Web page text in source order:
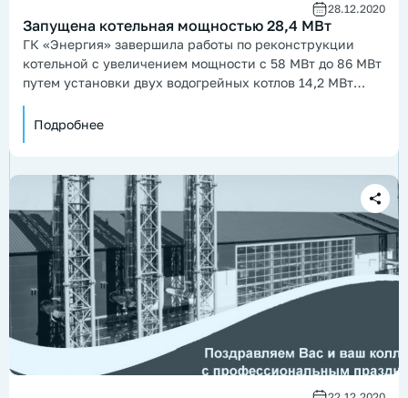
28.12.2020
Запущена котельная мощностью 28,4 МВт
ГК «Энергия» завершила работы по реконструкции
котельной с увеличением мощности с 58 МВт до 86 МВт
путем установки двух водогрейных котлов 14,2 МВт
Подробнее